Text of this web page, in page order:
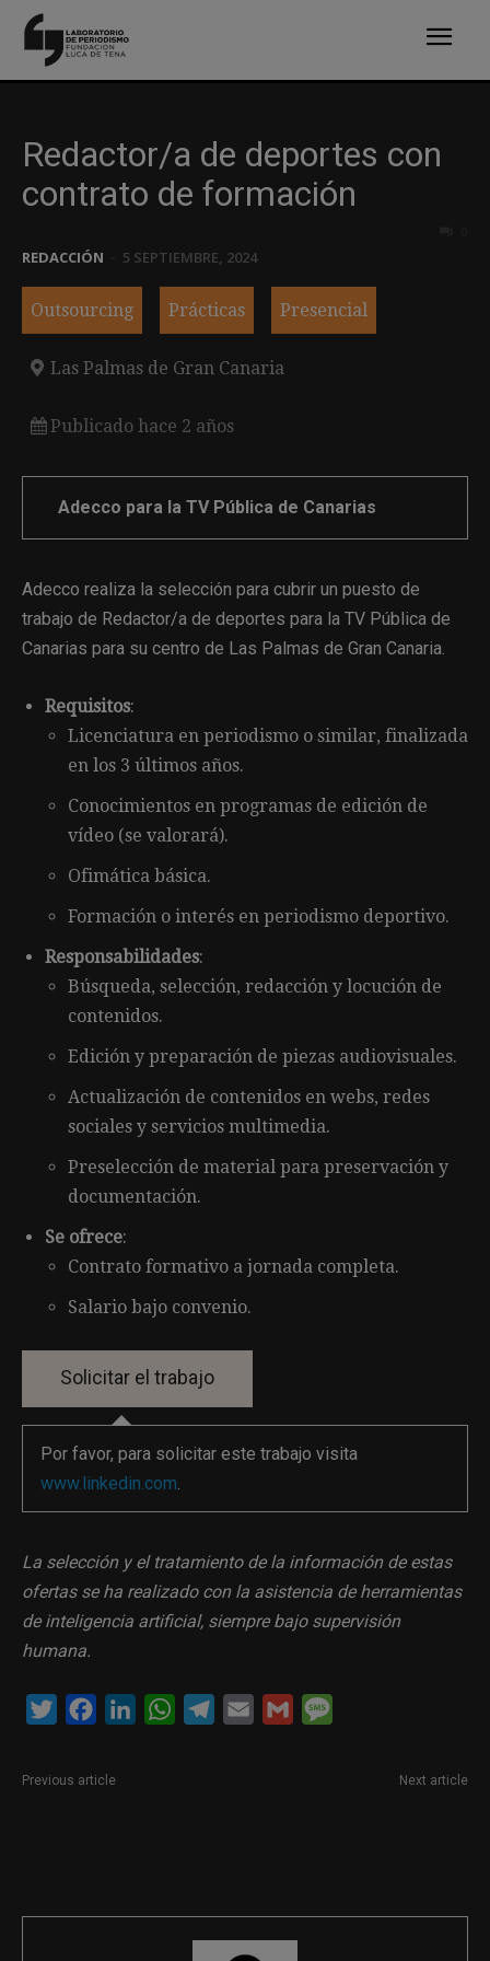
Redactor/a de deportes con
contrato de formación
REDACCIÓN 5 SEPTIEMBRE, 2024
Outsourcing Prácticas Presencial
Las Palmas de Gran Canaria
Publicado hace 2 años
Adecco para la TV Pública de Canarias
Adecco realiza la selección para cubrir un puesto de
trabajo de Redactor/a de deportes para la TV Pública de
Canarias para su centro de Las Palmas de Gran Canaria.
Requisitos:
Licenciatura en periodismo o similar, finalizada
en los 3 últimos años.
Conocimientos en programas de edición de
vídeo (se valorará).
Ofimática básica.
Formación o interés en periodismo deportivo.
Responsabilidades:
Búsqueda, selección, redacción y locución de
contenidos.
Edición y preparación de piezas audiovisuales.
Actualización de contenidos en webs, redes
sociales y servicios multimedia.
Preselección de material para preservación y
documentación.
Se ofrece:
Contrato formativo a jornada completa.
Salario bajo convenio.
Por favor, para solicitar este trabajo visita
www.linkedin.com.
La selección y el tratamiento de la información de estas
ofertas se ha realizado con la asistencia de herramientas
de inteligencia artificial, siempre bajo supervisión
humana.
Twitter FacebookLinkedInWhatsAppTelegram
Email Gmail
Previous article Next article